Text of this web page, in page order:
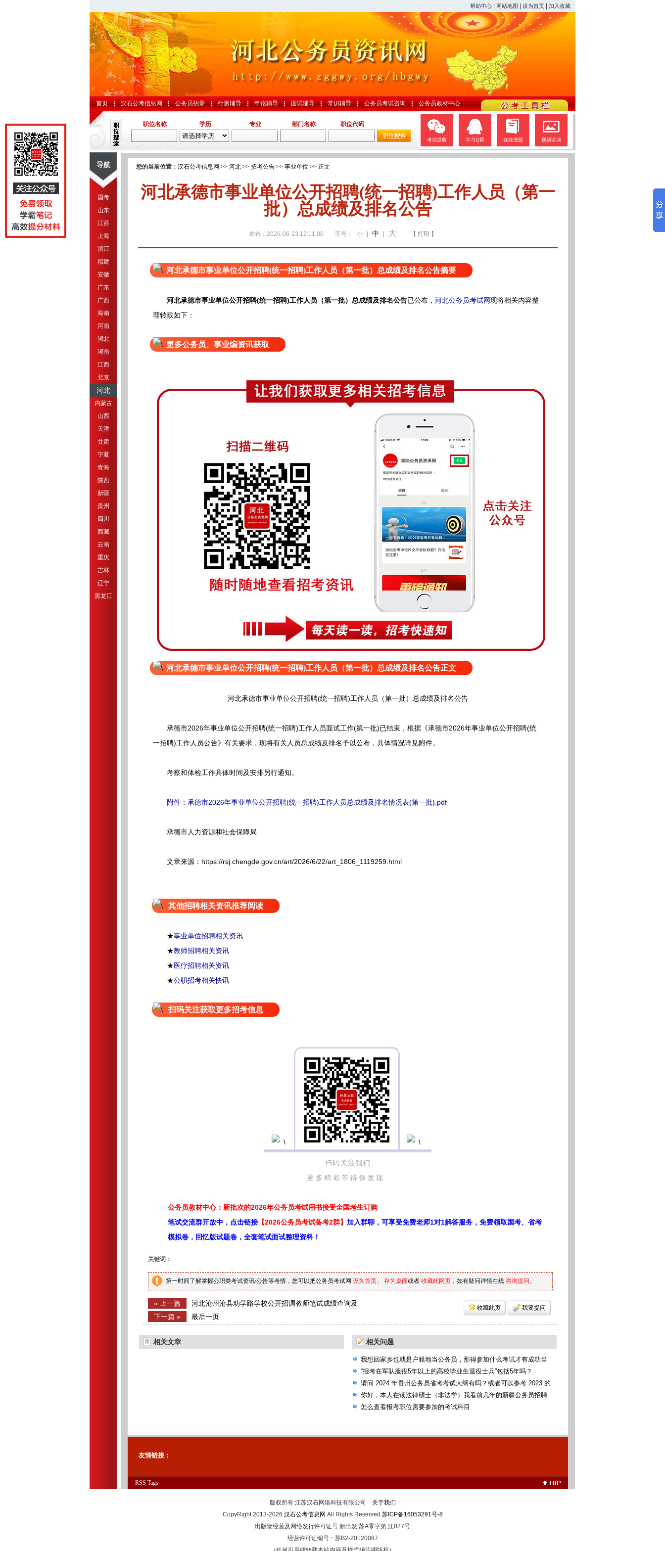
帮助中心 网站地图 设为首页 加入收藏
首页 汉石公考信息网 公务员招录 行测辅导 申论辅导 面试辅导 常识辅导 公务员考试咨询 公务员教材中心
职位名称 学历 专业 部门名称 职位代码
考试提醒 学习Q群 在线做题 视频讲演
导航
国考
山东
江苏
上海
浙江
福建
安徽
广东
广西
海南
河南
湖北
湖南
江西
北京
河北
内蒙古
山西
天津
甘肃
宁夏
青海
陕西
新疆
贵州
四川
西藏
云南
重庆
吉林
辽宁
黑龙江
您的当前位置： 汉石公考信息网 >> 河北 >> 招考公告 >> 事业单位 >> 正文
河北承德市事业单位公开招聘(统一招聘)工作人员（第一
批）总成绩及排名公告
发布：2026-06-23 12:11:00 字号： 小 中 大 【 打印 】
河北承德市事业单位公开招聘(统一招聘)工作人员（第一批）总成绩及排名公告摘要
河北承德市事业单位公开招聘(统一招聘)工作人员（第一批）总成绩及排名公告已公布 ， 河北公务员考试网现将相关内容整
理转载如下：
更多公务员、事业编资讯获取
河北承德市事业单位公开招聘(统一招聘)工作人员（第一批）总成绩及排名公告正文
河北承德市事业单位公开招聘(统一招聘)工作人员（第一批）总成绩及排名公告
承德市2026年事业单位公开招聘(统一招聘)工作人员面试工作(第一批)已结束，根据《承德市2026年事业单位公开招聘(统
一招聘)工作人员公告》有关要求，现将有关人员总成绩及排名予以公布，具体情况详见附件。
考察和体检工作具体时间及安排另行通知。
附件：承德市2026年事业单位公开招聘(统一招聘)工作人员总成绩及排名情况表(第一批).pdf
承德市人力资源和社会保障局
文章来源：https://rsj.chengde.gov.cn/art/2026/6/22/art_1806_1119259.html
其他招聘相关资讯推荐阅读
★事业单位招聘相关资讯
★教师招聘相关资讯
★医疗招聘相关资讯
★公职招考相关快讯
扫码关注获取更多招考信息
扫码关注我们
更多精彩等待你发现
公务员教材中心：新批次的2026年公务员考试用书接受全国考生订购
笔试交流群开放中，点击链接 【2026公务员考试备考2群】 加入群聊，可享受免费老师1对1解答服务，免费领取国考、省考
模拟卷，回忆版试题卷，全套笔试面试整理资料！
关键词：
第一时间了解掌握公职类考试资讯/公告等考情，您可以把公务员考试网 设为首页、 存为桌面或者 收藏此网页 ，如有疑问详情在线 咨询提问。
« 上一篇 河北沧州沧县劝学路学校公开招调教师笔试成绩查询及
证件审核的通知
下一篇 » 最后一页
收藏此页 我要提问
相关文章 相关问题
我想回家乡也就是户籍地当公务员，那得参加什么考试才有成功当
选的机会，国考省考还是联考统考
“报考在军队服役5年以上的高校毕业生退役士兵”包括5年吗？
请问 2024 年贵州公务员省考考试大纲有吗？或者可以参考 2023 的
考试大纲吗？
你好，本人在读法律硕士（非法学）我看前几年的新疆公务员招聘
公告，里面有些专业要求本科法学类，我可以报考这些专业吗（本
怎么查看报考职位需要参加的考试科目
友情链接：
RSS Tags
版权所有:江苏汉石网络科技有限公司
关于我们
CopyRight 2013-2026 汉石公考信息网 All Rights Reserved 苏ICP备16053291号-8
出版物经营及网络发行许可证号:新出发 苏A零字第 江027号
经营许可证编号：苏B2-20120087